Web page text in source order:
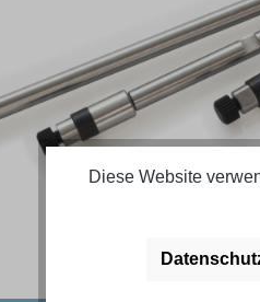
Diese Website